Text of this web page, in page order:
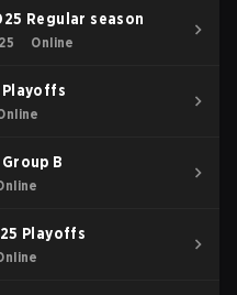
Regular season
Online
Playoffs
B
Playoffs